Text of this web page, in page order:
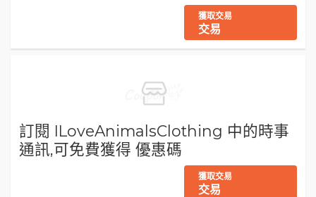
獲取交易
交易
訂閱 ILoveAnimalsClothing 中的時事
通訊,可免費獲得 優惠碼
獲取交易
交易